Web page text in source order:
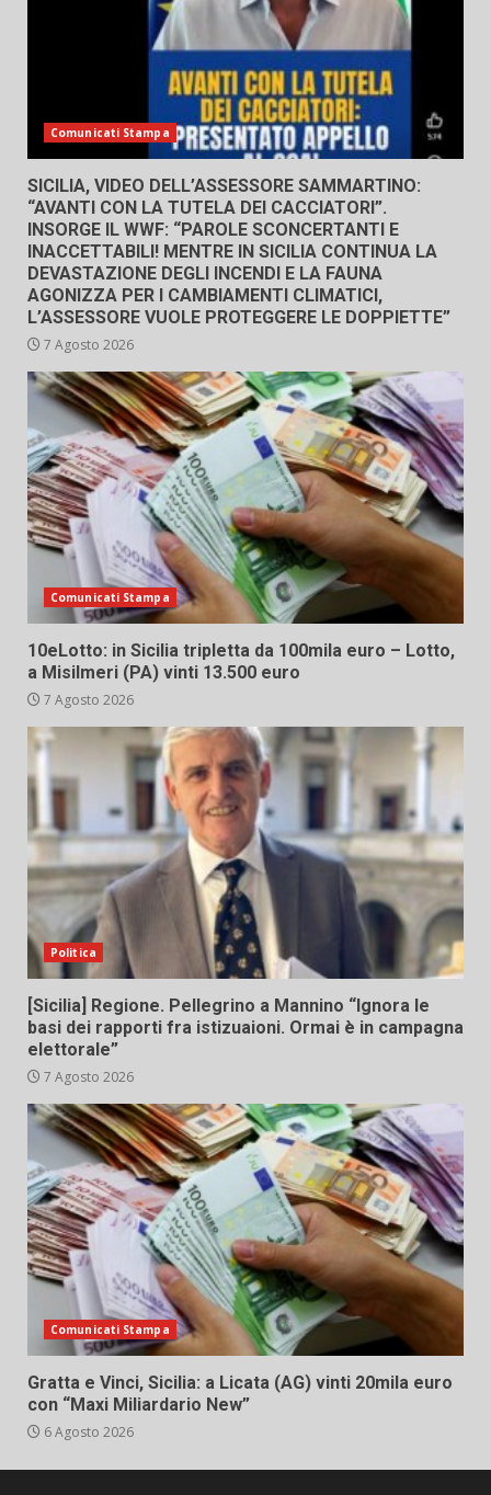
Comunicati Stampa
SICILIA, VIDEO DELL’ASSESSORE SAMMARTINO:
“AVANTI CON LA TUTELA DEI CACCIATORI”.
INSORGE IL WWF: “PAROLE SCONCERTANTI E
INACCETTABILI! MENTRE IN SICILIA CONTINUA LA
DEVASTAZIONE DEGLI INCENDI E LA FAUNA
AGONIZZA PER I CAMBIAMENTI CLIMATICI,
L’ASSESSORE VUOLE PROTEGGERE LE DOPPIETTE”
7 Agosto 2026
Comunicati Stampa
10eLotto: in Sicilia tripletta da 100mila euro – Lotto,
a Misilmeri (PA) vinti 13.500 euro
7 Agosto 2026
Politica
[Sicilia] Regione. Pellegrino a Mannino “Ignora le
basi dei rapporti fra istizuaioni. Ormai è in campagna
elettorale”
7 Agosto 2026
Comunicati Stampa
Gratta e Vinci, Sicilia: a Licata (AG) vinti 20mila euro
con “Maxi Miliardario New”
6 Agosto 2026